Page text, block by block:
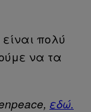
πολύ
να τα
εδώ.